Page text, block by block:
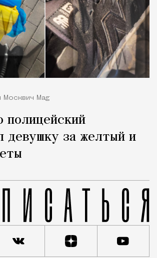
Москвич Mag
полицейский
девушку за желтый и